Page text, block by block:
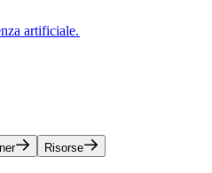
artificiale.​​
Risorse​​